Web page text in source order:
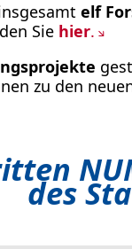
elf
Sie hier.
zu den
des